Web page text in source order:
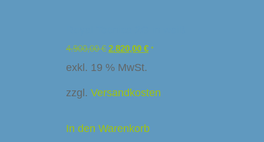
4.900,00€ 2.820,00 € *
exkl. 19 % MwSt.
zzgl. Versandkosten
In den Warenkorb